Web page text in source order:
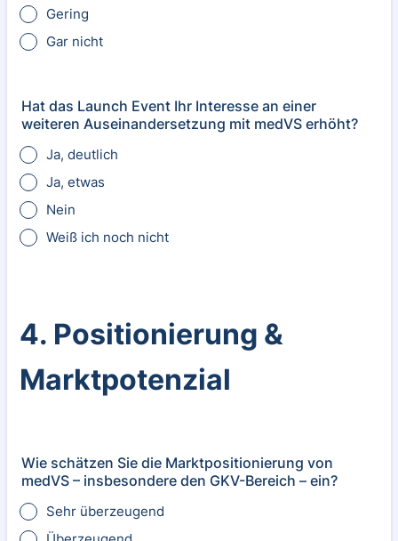
Gering
Gar nicht
Hat das Launch Event Ihr Interesse an einer
weiteren Auseinandersetzung mit medVS erhöht?
Ja, deutlich
Ja, etwas
Nein
Weiß ich noch nicht
4. Positionierung &
Marktpotenzial
Wie schätzen Sie die Marktpositionierung von
medVS – insbesondere den GKV-Bereich – ein?
Sehr überzeugend